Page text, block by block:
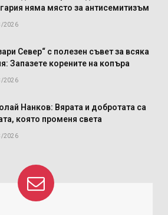
няма място за антисемитизъм
2026
Север“ с полезен съвет за всяка
Запазете корените на копъра
2026
Нанков: Вярата и добротата са
която променя света
2026